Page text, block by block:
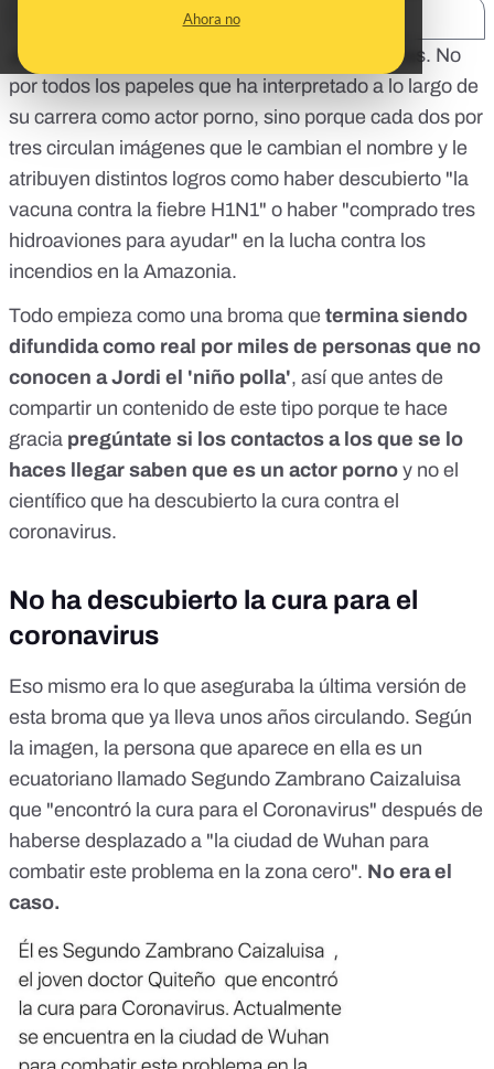
Ahora no
Jordi el 'niño polla' es el hombre de las mil caras. No
por todos los papeles que ha interpretado a lo largo de
su carrera como actor porno, sino porque cada dos por
tres circulan imágenes que le cambian el nombre y le
atribuyen distintos logros como haber descubierto "la
vacuna contra la fiebre H1N1" o haber "comprado tres
hidroaviones para ayudar" en la lucha contra los
incendios en la Amazonia.
Todo empieza como una broma que termina siendo
difundida como real por miles de personas que no
conocen a Jordi el 'niño polla', así que antes de
compartir un contenido de este tipo porque te hace
gracia pregúntate si los contactos a los que se lo
haces llegar saben que es un actor porno y no el
científico que ha descubierto la cura contra el
coronavirus.
No ha descubierto la cura para el
coronavirus
Eso mismo era lo que aseguraba la última versión de
esta broma que ya lleva unos años circulando. Según
la imagen, la persona que aparece en ella es un
ecuatoriano llamado Segundo Zambrano Caizaluisa
que "encontró la cura para el Coronavirus" después de
haberse desplazado a "la ciudad de Wuhan para
combatir este problema en la zona cero". No era el
caso.